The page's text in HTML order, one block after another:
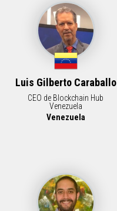
Luis Gilberto Caraballo
CEO de Blockchain Hub
Venezuela
Venezuela